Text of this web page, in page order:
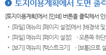
토지이용계획에서 도면 출
[토지이용계획]에서 [인쇄] 버튼을 클릭해서
[파일] 메뉴의 [페이지 설정]에서 [배경색
[파일] 메뉴의 [페이지 설정] → 오른쪽 하
[보기] 메뉴의 [텍스트크기] → [보통]으로